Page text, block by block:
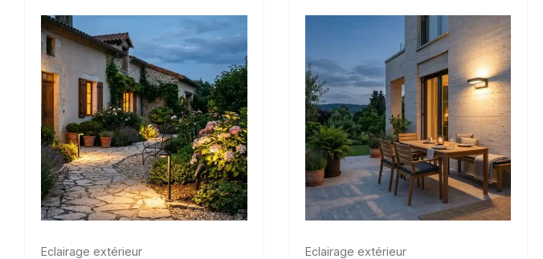
Eclairage extérieur Eclairage extérieur